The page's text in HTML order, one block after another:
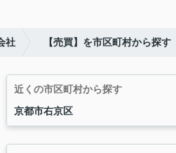
社 【売買】を市区町村から探す
近くの市区町村から探す
京都市右京区